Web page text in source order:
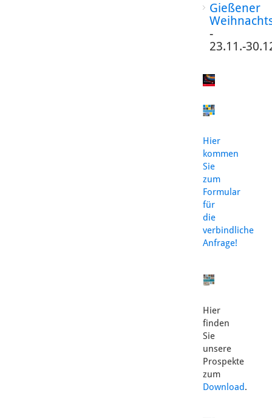
Gießener
-
23.11.-
Hier
kommen
Sie
zum
Formular
für
die
verbindliche
Anfrage!
Hier
finden
Sie
unsere
Prospekte
zum
Download.